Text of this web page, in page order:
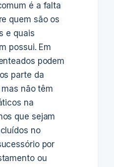
é a falta
quem são os
e quais
possui. Em
podem
parte da
não têm
na
que sejam
no
por
ou